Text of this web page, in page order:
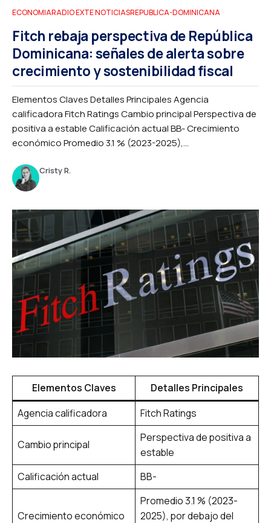
ECONOMIARADIO EXTE NOTICIASREPUBLICA-DOMINICANA
Fitch rebaja perspectiva de República
Dominicana: señales de alerta sobre
crecimiento y sostenibilidad fiscal
Elementos Claves Detalles Principales Agencia
calificadora Fitch Ratings Cambio principal Perspectiva de
positiva a estable Calificación actual BB- Crecimiento
económico Promedio 3.1 % (2023-2025),...
Cristy R.
Elementos Claves
Detalles Principales
Agencia calificadora
Fitch Ratings
Cambio principal
Perspectiva de positiva a
estable
Calificación actual
BB-
Crecimiento económico
Promedio 3.1 % (2023-
2025), por debajo del